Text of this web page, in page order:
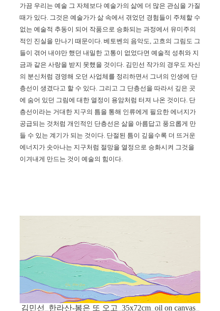
가끔 우리는 예술 그 자체보다 예술가의 삶에 더 많은 관심을 가질
때가 있다. 그것은 예술가가 삶 속에서 겪었던 경험들이 주체할 수
없는 예술적 추동이 되어 작품으로 승화되는 과정에서 유미주의
적인 진실을 만나기 때문이다. 베토벤의 음악도, 고흐의 그림도 그
들이 겪어 내야만 했던 내밀한 고통이 없었다면 예술적 성취와 지
금과 같은 사랑을 받지 못했을 것이다. 김민선 작가의 경우도 자신
의 분신처럼 경영해 오던 사업체를 정리하면서 그녀의 인생에 단
층선이 생겼다고 할 수 있다. 그리고 그 단층선을 따라서 깊은 곳
에 숨어 있던 그림에 대한 열정이 용암처럼 터져 나온 것이다. 단
층선이라는 거대한 지구의 틈을 통해 인류에게 필요한 에너지가
공급되는 것처럼 개인적인 단층선은 삶을 아름답고 풍요롭게 만
들 수 있는 계기가 되는 것이다. 단절된 틈이 깊을수록 더 뜨거운
에너지가 솟아나는 지구처럼 절망을 열정으로 승화시켜 그것을
이겨내게 만드는 것이 예술의 힘이다.
김민선_한라산-봄은 또 오고_35x72cm_oil on canvas_